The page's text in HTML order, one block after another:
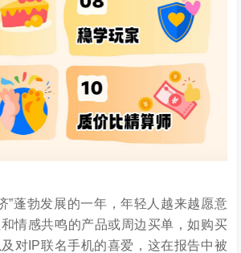
”蓬勃发展的一年，年轻人越来越愿意
情感共鸣的产品或周边买单，如购买
对IP联名手机的喜爱，这在报告中被